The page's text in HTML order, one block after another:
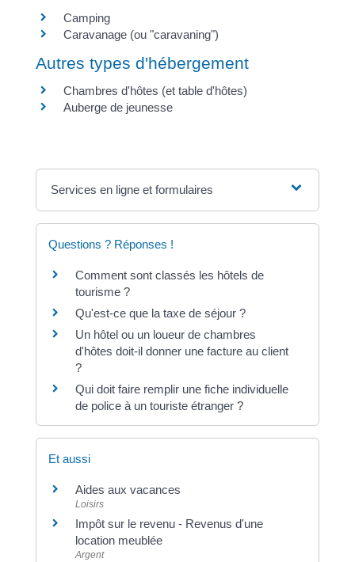
Camping
Caravanage (ou "caravaning")
Autres types d'hébergement
Chambres d'hôtes (et table d'hôtes)
Auberge de jeunesse
Services en ligne et formulaires
Questions ? Réponses !
Comment sont classés les hôtels de
tourisme ?
Qu'est-ce que la taxe de séjour ?
Un hôtel ou un loueur de chambres
d'hôtes doit-il donner une facture au client
?
Qui doit faire remplir une fiche individuelle
de police à un touriste étranger ?
Et aussi
Aides aux vacances
Loisirs
Impôt sur le revenu - Revenus d'une
location meublée
Argent